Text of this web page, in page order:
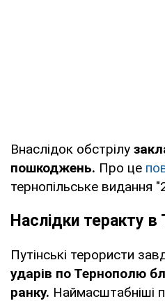
Внаслідок обстрілу
пошкоджень. Про це
тернопільське видання
Наслідки теракту в
Путінські терористи
ударів по Тернополю
ранку. Наймасштабніші